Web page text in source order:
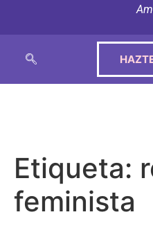
Etiqueta:
feminista